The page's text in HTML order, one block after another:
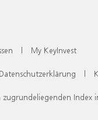
| My KeyInvest
Datenschutzerklärung |
Index